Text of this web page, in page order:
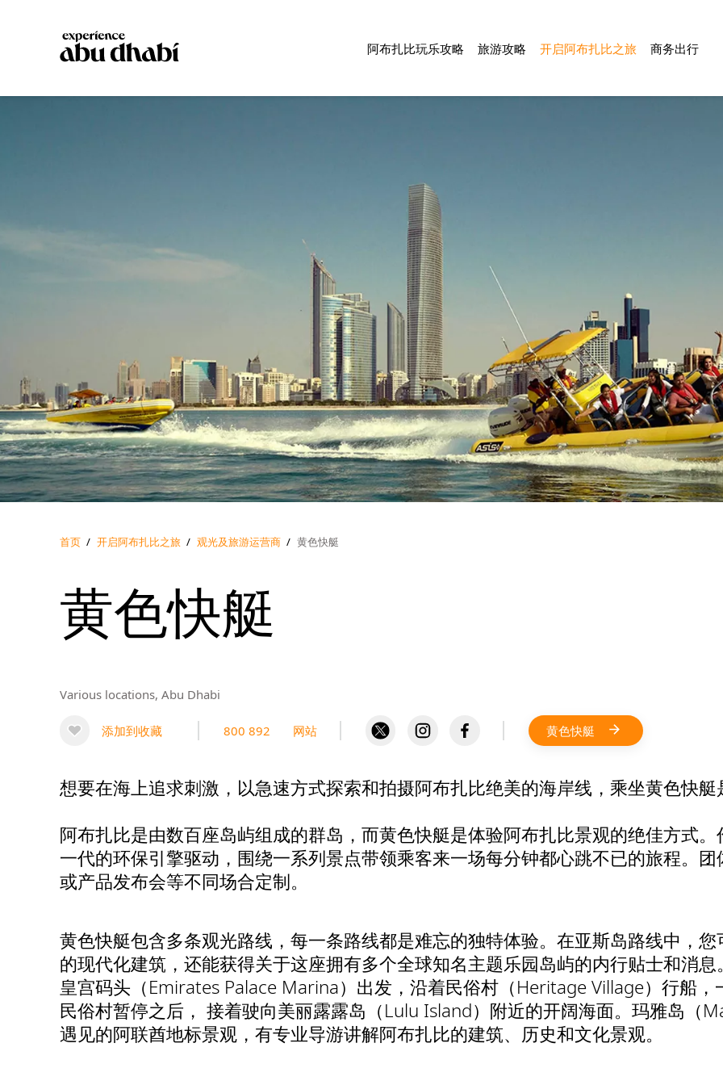
阿布扎比玩乐攻略 旅游攻略 开启阿布扎比之旅 商务出行
首页 / 开启阿布扎比之旅 / 观光及旅游运营商 / 黄色快艇
黄色快艇
Various locations, Abu Dhabi
添加到收藏 800 892 网站 黄色快艇
想要在海上追求刺激，以急速方式探索和拍摄阿布扎比绝美的海岸线，乘坐黄色快
阿布扎比是由数百座岛屿组成的群岛，而黄色快艇是体验阿布扎比景观的绝佳方式
一代的环保引擎驱动，围绕一系列景点带领乘客来一场每分钟都心跳不已的旅程。
或产品发布会等不同场合定制。
黄色快艇包含多条观光路线，每一条路线都是难忘的独特体验。在亚斯岛路线中，
的现代化建筑，还能获得关于这座拥有多个全球知名主题乐园岛屿的内行贴士和消
皇宫码头（Emirates Palace Marina）出发，沿着民俗村（Heritage Village）行船
民俗村暂停之后， 接着驶向美丽露露岛（Lulu Island）附近的开阔海面。玛雅岛（
遇见的阿联酋地标景观，有专业导游讲解阿布扎比的建筑、历史和文化景观。